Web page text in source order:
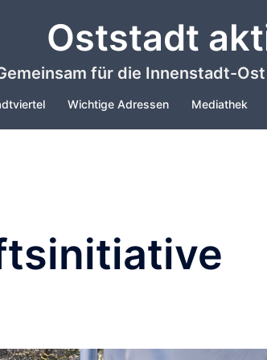
Oststadt
für die Innenstadt-
Wichtige Adressen Mediathek